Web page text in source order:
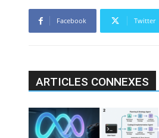
Facebook Twitter
ARTICLES CONNEXES